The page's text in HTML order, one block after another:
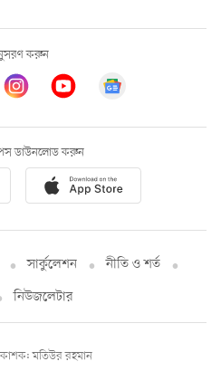
করুন
ডাউনলোড করুন
সার্কুলেশন
নীতি ও শর্ত
নিউজলেটার
মতিউর রহমান